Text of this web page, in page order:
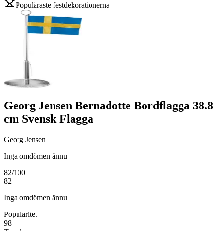
Populäraste festdekorationerna
Georg Jensen Bernadotte Bordflagga 38.8
cm Svensk Flagga
Georg Jensen
Inga omdömen ännu
82/100
82
Inga omdömen ännu
Popularitet
98